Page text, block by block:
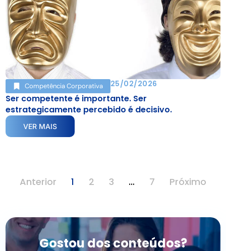
Competência Corporativa 25/02/2026
Ser competente é importante. Ser
estrategicamente percebido é decisivo.
VER MAIS
Anterior 1 2 3 … 7 Próximo
Gostou dos conteúdos?